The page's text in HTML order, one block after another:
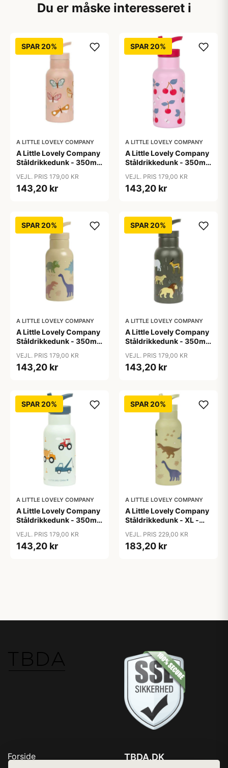
Du er måske interesseret i
SPAR 20%
A LITTLE LOVELY COMPANY
A Little Lovely Company
Ståldrikkedunk - 350ml
VEJL. PRIS 179,00 KR
143,20 kr
SPAR 20%
A LITTLE LOVELY COMPANY
A Little Lovely Company
Ståldrikkedunk - 350ml
VEJL. PRIS 179,00 KR
143,20 kr
SPAR 20%
A LITTLE LOVELY COMPANY
A Little Lovely Company
Ståldrikkedunk - 350ml
VEJL. PRIS 179,00 KR
143,20 kr
SPAR 20%
A LITTLE LOVELY COMPANY
A Little Lovely Company
Ståldrikkedunk - 350ml
VEJL. PRIS 179,00 KR
143,20 kr
SPAR 20%
A LITTLE LOVELY COMPANY
A Little Lovely Company
Ståldrikkedunk - 350ml
VEJL. PRIS 179,00 KR
143,20 kr
SPAR 20%
A LITTLE LOVELY COMPANY
A Little Lovely Company
Ståldrikkedunk - XL -
VEJL. PRIS 229,00 KR
183,20 kr
Forside
TBDA.DK